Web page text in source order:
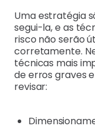
Uma estratégia
segui-la, e as
risco não serão
corretamente.
técnicas mais
de erros graves
revisar: